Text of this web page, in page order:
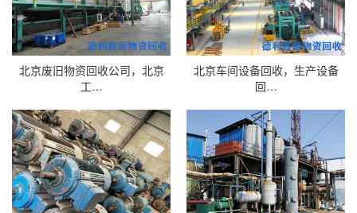
北京废旧物资回收公司，北京
工…
北京车间设备回收，生产设备
回…